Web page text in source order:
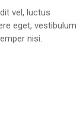
vel, luctus
eget, vestibulum
nisi.